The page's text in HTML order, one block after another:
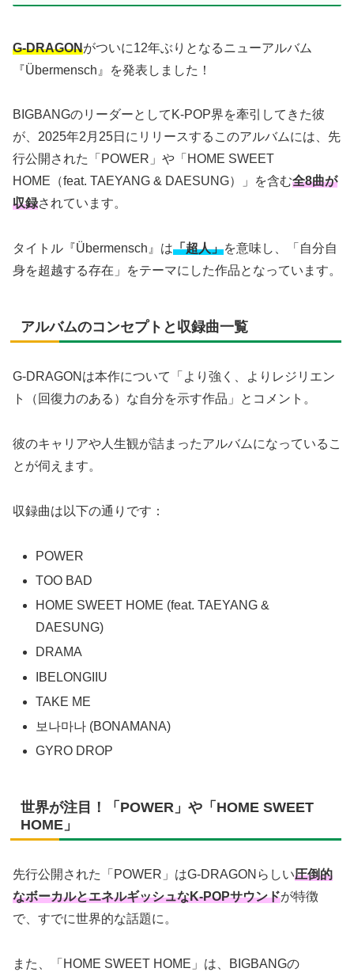
G-DRAGONがついに12年ぶりとなるニューアルバム
『Übermensch』を発表しました！
BIGBANGのリーダーとしてK-POP界を牽引してきた彼
が、2025年2月25日にリリースするこのアルバムには、先
行公開された「POWER」や「HOME SWEET
HOME（feat. TAEYANG & DAESUNG）」を含む全8曲が
収録されています。
タイトル『Übermensch』は「超人」を意味し、「自分自
身を超越する存在」をテーマにした作品となっています。
アルバムのコンセプトと収録曲一覧
G-DRAGONは本作について「より強く、よりレジリエン
ト（回復力のある）な自分を示す作品」とコメント。
彼のキャリアや人生観が詰まったアルバムになっているこ
とが伺えます。
収録曲は以下の通りです：
POWER
TOO BAD
HOME SWEET HOME (feat. TAEYANG &
DAESUNG)
DRAMA
IBELONGIIU
TAKE ME
보나마나 (BONAMANA)
GYRO DROP
世界が注目！「POWER」や「HOME SWEET
HOME」
先行公開された「POWER」はG-DRAGONらしい圧倒的
なボーカルとエネルギッシュなK-POPサウンドが特徴
で、すでに世界的な話題に。
また、「HOME SWEET HOME」は、BIGBANGの